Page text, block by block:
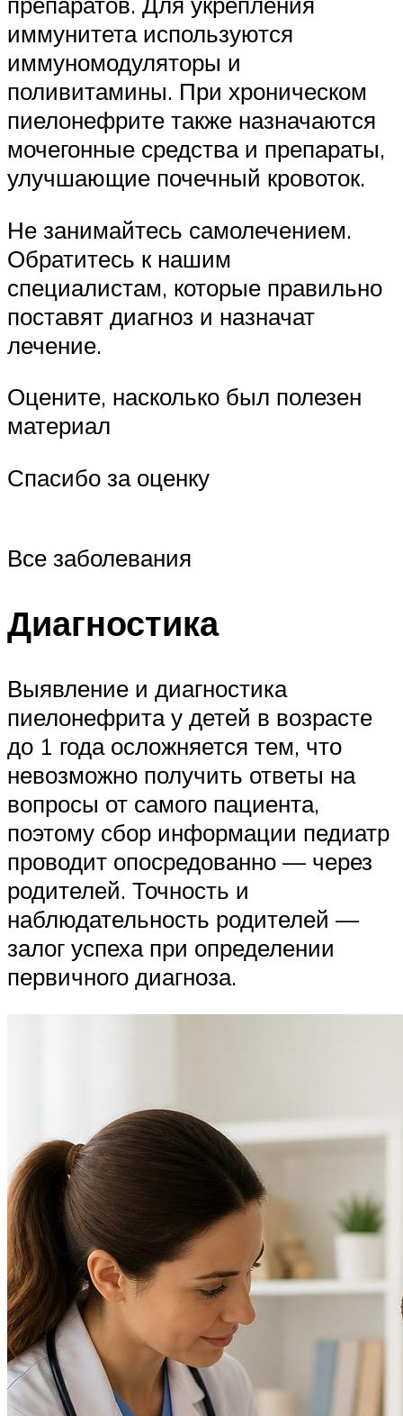
иммунитета используются
иммуномодуляторы и
поливитамины. При хроническом
пиелонефрите также назначаются
мочегонные средства и препараты,
улучшающие почечный кровоток.
Не занимайтесь самолечением.
Обратитесь к нашим
специалистам, которые правильно
поставят диагноз и назначат
лечение.
Оцените, насколько был полезен
материал
Спасибо за оценку
Все заболевания
Диагностика
Выявление и диагностика
пиелонефрита у детей в возрасте
до 1 года осложняется тем, что
невозможно получить ответы на
вопросы от самого пациента,
поэтому сбор информации педиатр
проводит опосредованно — через
родителей. Точность и
наблюдательность родителей —
залог успеха при определении
первичного диагноза.